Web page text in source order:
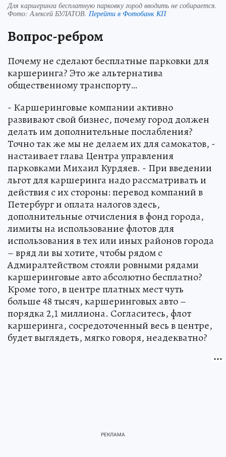
Для каршеринга бесплатную парковку город вводить не собирается.
Фото:Алексей БУЛАТОВ. Перейти в Фотобанк КП
Вопрос-ребром
Почему не сделают бесплатные парковки для
каршеринга? Это же альтернатива
общественному транспорту…
- Каршеринговые компании активно
развивают свой бизнес, почему город должен
делать им дополнительные послабления?
Точно так же мы не делаем их для самокатов, -
настаивает глава Центра управления
парковками Михаил Курдяев. - При введении
льгот для каршеринга надо рассматривать и
действия с их стороны: перевод компаний в
Петербург и оплата налогов здесь,
дополнительные отчисления в фонд города,
лимиты на использование флотов для
использования в тех или иных районов города
– вряд ли вы хотите, чтобы рядом с
Адмиралтейством стояли ровными рядами
каршеринговые авто абсолютно бесплатно?
Кроме того, в центре платных мест чуть
больше 48 тысяч, каршеринговых авто –
порядка 2,1 миллиона. Согласитесь, флот
каршеринга, сосредоточенный весь в центре,
будет выглядеть, мягко говоря, неадекватно?